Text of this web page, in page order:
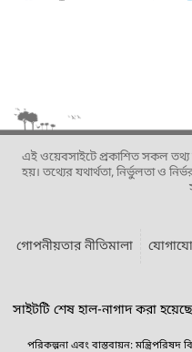
এই ওয়েবসাইটে প্রকাশিত সকল তথ্য
হয়। তথ্যের যথার্থতা, নির্ভুলতা ও
গোপনীয়তার নীতিমালা
সাইটটি শেষ হাল-নাগাদ করা
পরিকল্পনা এবং বাস্তবায়ন: